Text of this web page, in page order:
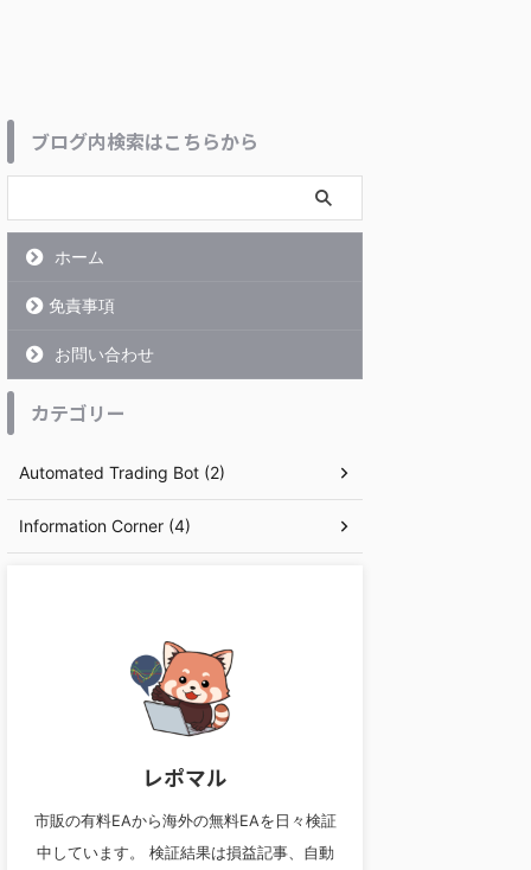
ブログ内検索はこちらから
ホーム
免責事項
お問い合わせ
カテゴリー
Automated Trading Bot (2)
Information Corner (4)
レポマル
市販の有料EAから海外の無料EAを日々検証
中しています。 検証結果は損益記事、自動